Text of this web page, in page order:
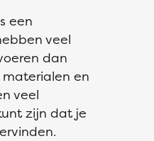
een
veel
dan
en
veel
zijn dat je